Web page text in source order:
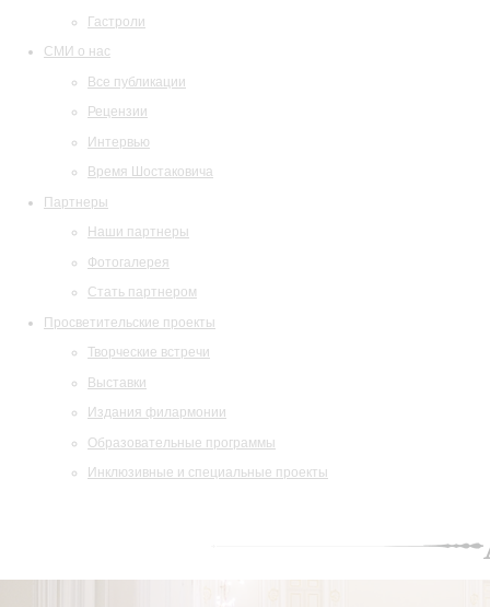
Гастроли
СМИ о нас
Все публикации
Рецензии
Интервью
Время Шостаковича
Партнеры
Наши партнеры
Фотогалерея
Стать партнером
Просветительские проекты
Творческие встречи
Выставки
Издания филармонии
Образовательные программы
Инклюзивные и специальные проекты